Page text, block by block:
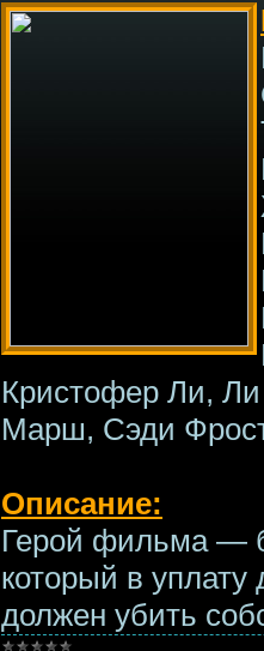
Кристофер Ли,
Марш, Сэди
Описание:
Герой фильма —
который в уплату
должен убить